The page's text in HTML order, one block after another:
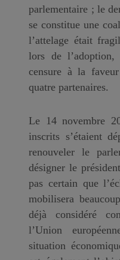
parlementaire ; le
se constitue une
l’attelage était
lors de
censure à la
quatre partenaires.
Le 14 novembre
inscrits s’étaient
renouveler le
désigner le
pas certain que
mobilisera
déjà considéré
l’Union
situation